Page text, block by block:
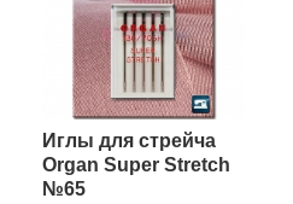
Иглы для стрейча
Organ Super Stretch
№65